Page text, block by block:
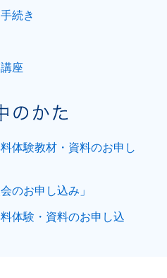
続き
座
体験教材・資料のお申し
のお申し込み」
体験・資料のお申し込